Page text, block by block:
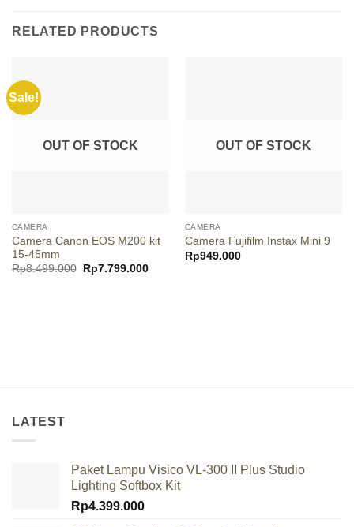
RELATED PRODUCTS
Sale!
OUT OF STOCK
CAMERA
Camera Canon EOS M200 kit
15-45mm
Rp8.499.000
Original
price
Rp7.799.000Current
OUT OF STOCK
CAMERA
Camera Fujifilm Instax Mini 9
Rp949.000
LATEST
Paket Lampu Visico VL-300 II Plus Studio
Lighting Softbox Kit
Rp4.399.000